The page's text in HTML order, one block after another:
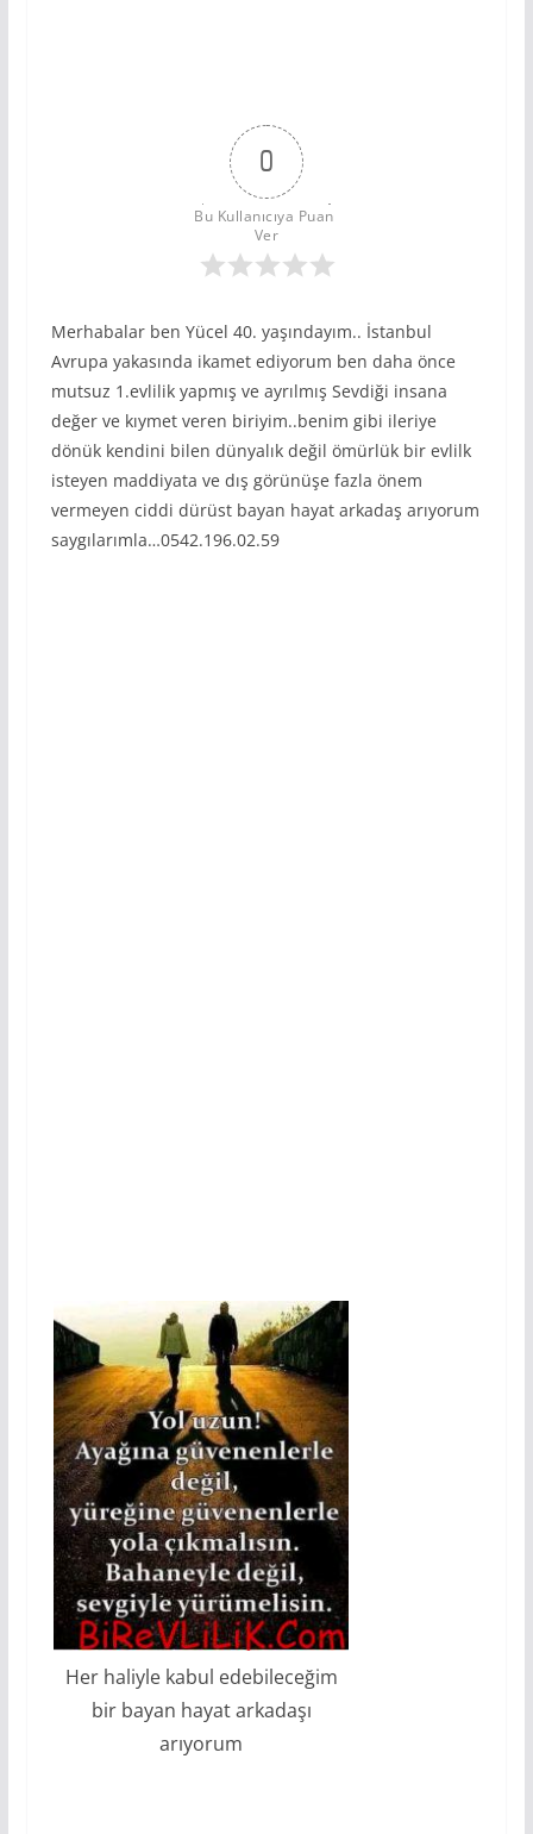
0
Bu Kullanıcıya Puan
Ver
Merhabalar ben Yücel 40. yaşındayım.. İstanbul
Avrupa yakasında ikamet ediyorum ben daha önce
mutsuz 1.evlilik yapmış ve ayrılmış Sevdiği insana
değer ve kıymet veren biriyim..benim gibi ileriye
dönük kendini bilen dünyalık değil ömürlük bir evlilk
isteyen maddiyata ve dış görünüşe fazla önem
vermeyen ciddi dürüst bayan hayat arkadaş arıyorum
saygılarımla…0542.196.02.59
Her haliyle kabul edebileceğim
bir bayan hayat arkadaşı
arıyorum